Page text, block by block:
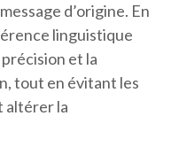
d’origine. En
linguistique
et la
tout en évitant les
altérer la